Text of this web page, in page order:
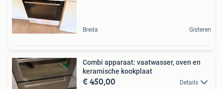
Breda Gisteren
Combi apparaat: vaatwasser, oven en
keramische kookplaat
€ 450,00 Details